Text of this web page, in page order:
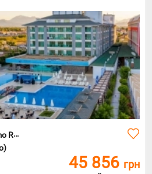
із
культурою
країни.
Тут можна
побачити
як краси
старого
історичного
центру,
так і
сірість
Обов'язково
завітайте
45 856 грн